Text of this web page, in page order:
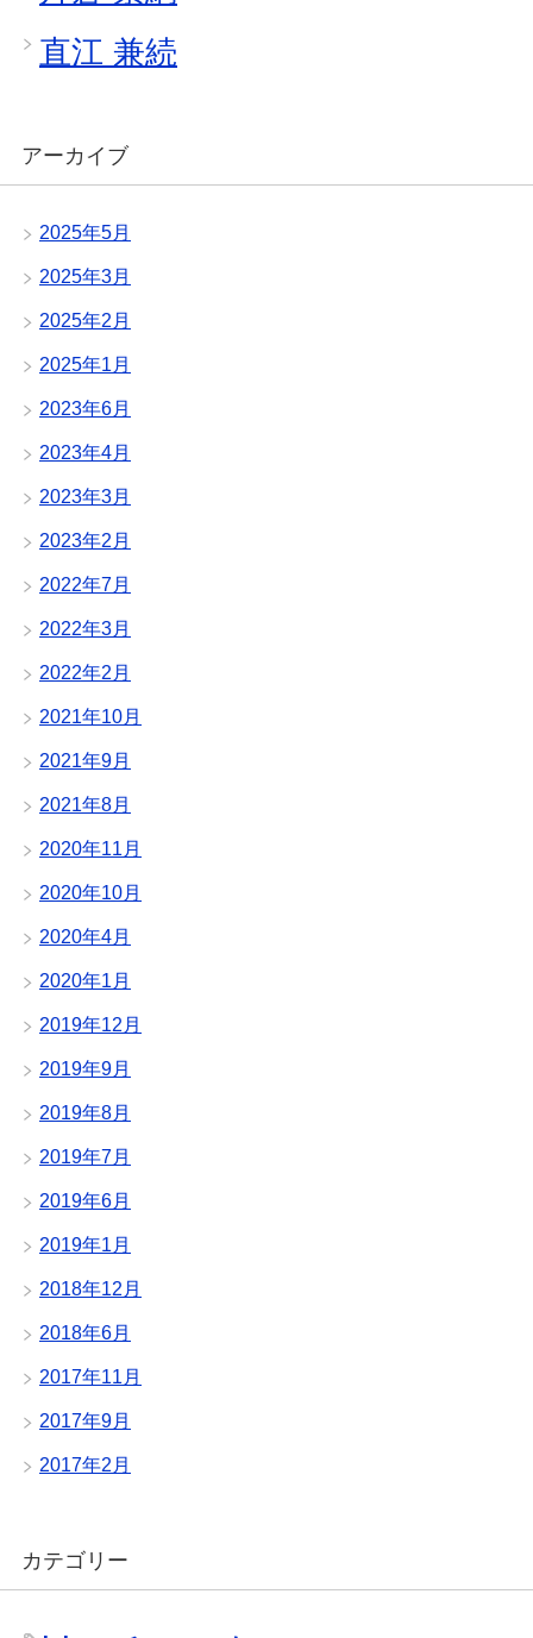
直江 兼続
アーカイブ
2025年5月
2025年3月
2025年2月
2025年1月
2023年6月
2023年4月
2023年3月
2023年2月
2022年7月
2022年3月
2022年2月
2021年10月
2021年9月
2021年8月
2020年11月
2020年10月
2020年4月
2020年1月
2019年12月
2019年9月
2019年8月
2019年7月
2019年6月
2019年1月
2018年12月
2018年6月
2017年11月
2017年9月
2017年2月
カテゴリー